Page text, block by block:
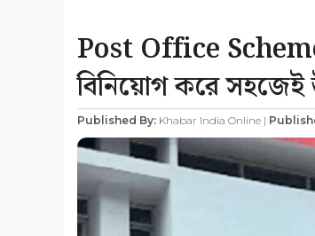
Post Office
বিনিয়োগ করে সহজেই
Published By: Khabar India Online |